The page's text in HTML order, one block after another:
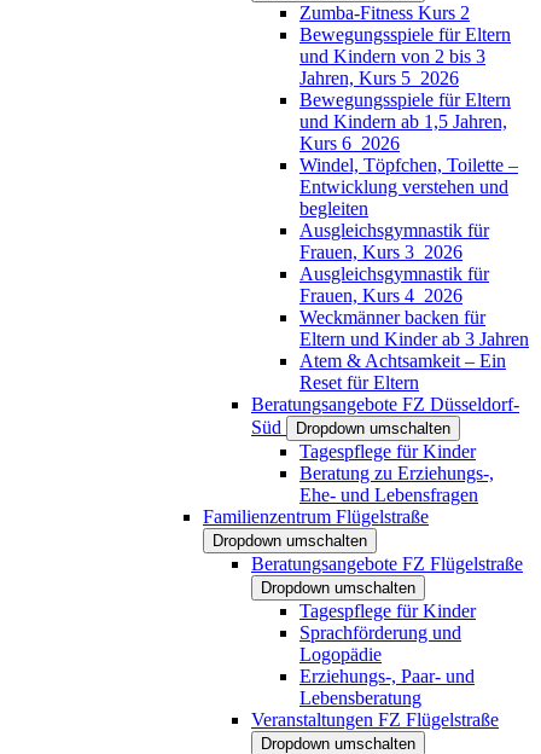
Zumba-Fitness Kurs 2
Bewegungsspiele für Eltern
und Kindern von 2 bis 3
Jahren, Kurs 5_2026
Bewegungsspiele für Eltern
und Kindern ab 1,5 Jahren,
Kurs 6_2026
Windel, Töpfchen, Toilette –
Entwicklung verstehen und
begleiten
Ausgleichsgymnastik für
Frauen, Kurs 3_2026
Ausgleichsgymnastik für
Frauen, Kurs 4_2026
Weckmänner backen für
Eltern und Kinder ab 3 Jahren
Atem & Achtsamkeit – Ein
Reset für Eltern
Beratungsangebote FZ Düsseldorf-
Süd
Dropdown umschalten
Tagespflege für Kinder
Beratung zu Erziehungs-,
Ehe- und Lebensfragen
Familienzentrum Flügelstraße
Dropdown umschalten
Beratungsangebote FZ Flügelstraße
Dropdown umschalten
Tagespflege für Kinder
Sprachförderung und
Logopädie
Erziehungs-, Paar- und
Lebensberatung
Veranstaltungen FZ Flügelstraße
Dropdown umschalten